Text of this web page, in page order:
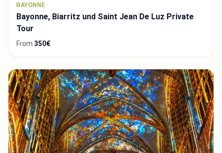
BAYONNE
Bayonne, Biarritz und Saint Jean De Luz Private
Tour
From 350€